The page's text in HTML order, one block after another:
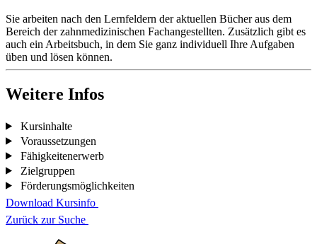
Sie arbeiten nach den Lernfeldern der aktuellen Bücher aus dem
Bereich der zahnmedizinischen Fachangestellten. Zusätzlich gibt es
auch ein Arbeitsbuch, in dem Sie ganz individuell Ihre Aufgaben
üben und lösen können.
Weitere Infos
Kursinhalte
Voraussetzungen
Fähigkeitenerwerb
Zielgruppen
Förderungsmöglichkeiten
Download Kursinfo
Zurück zur Suche